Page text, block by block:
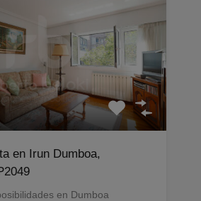
en Irun Dumboa,
en Dumboa